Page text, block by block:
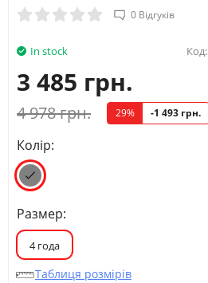
0 Відгуків
In stock Код:
3 485 грн.
4 978 грн. 29% -1 493 грн.
Колір:
Размер:
4 года
Таблиця розмірів